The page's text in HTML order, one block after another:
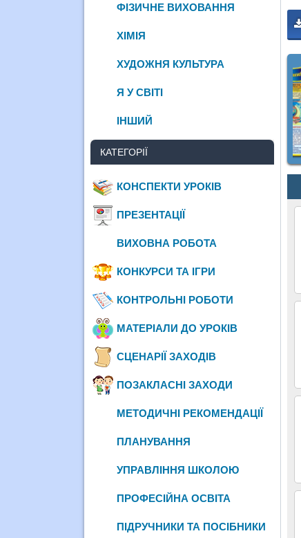
ФІЗИЧНЕ ВИХОВАННЯ
ХІМІЯ
ХУДОЖНЯ КУЛЬТУРА
Я У СВІТІ
ІНШИЙ
КАТЕГОРІЇ
КОНСПЕКТИ УРОКІВ
ПРЕЗЕНТАЦІЇ
ВИХОВНА РОБОТА
КОНКУРСИ ТА ІГРИ
КОНТРОЛЬНІ РОБОТИ
МАТЕРІАЛИ ДО УРОКІВ
СЦЕНАРІЇ ЗАХОДІВ
ПОЗАКЛАСНІ ЗАХОДИ
МЕТОДИЧНІ РЕКОМЕНДАЦІЇ
ПЛАНУВАННЯ
УПРАВЛІННЯ ШКОЛОЮ
ПРОФЕСІЙНА ОСВІТА
ПІДРУЧНИКИ ТА ПОСІБНИКИ